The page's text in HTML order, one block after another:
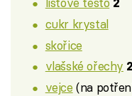
2
cukr krystal
skořice
vlašské ořechy
vejce (na